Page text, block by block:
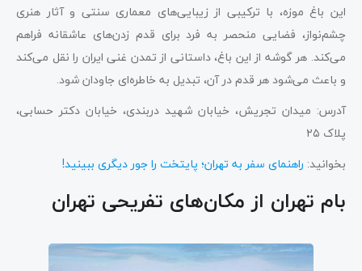
این باغ موزه، با ترکیبی از زیبایی‌های معماری سنتی و آثار هنری
چشم‌نواز، فضایی منحصر به فرد برای قدم زدن‌های عاشقانه فراهم
می‌کند. هر گوشه از این باغ، داستانی از تمدن غنی ایران را نقل می‌کند
و باعث می‌شود هر قدم در آن، تبدیل به خاطره‌ای جاودان شود.
آدرس: میدان تجریش، خیابان شهید دربندی، خیابان دکتر حسابی،
پلاک ۲۵
بخوانید: راهنمای سفر به تهران؛ پایتخت را جور دیگری ببینید!
بام تهران از مکان‌های تفریحی تهران